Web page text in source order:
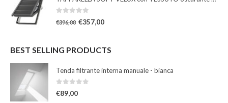
€396,00 €357,00
BEST SELLING PRODUCTS
Tenda filtrante interna manuale - bianca
0Su 5
€89,00